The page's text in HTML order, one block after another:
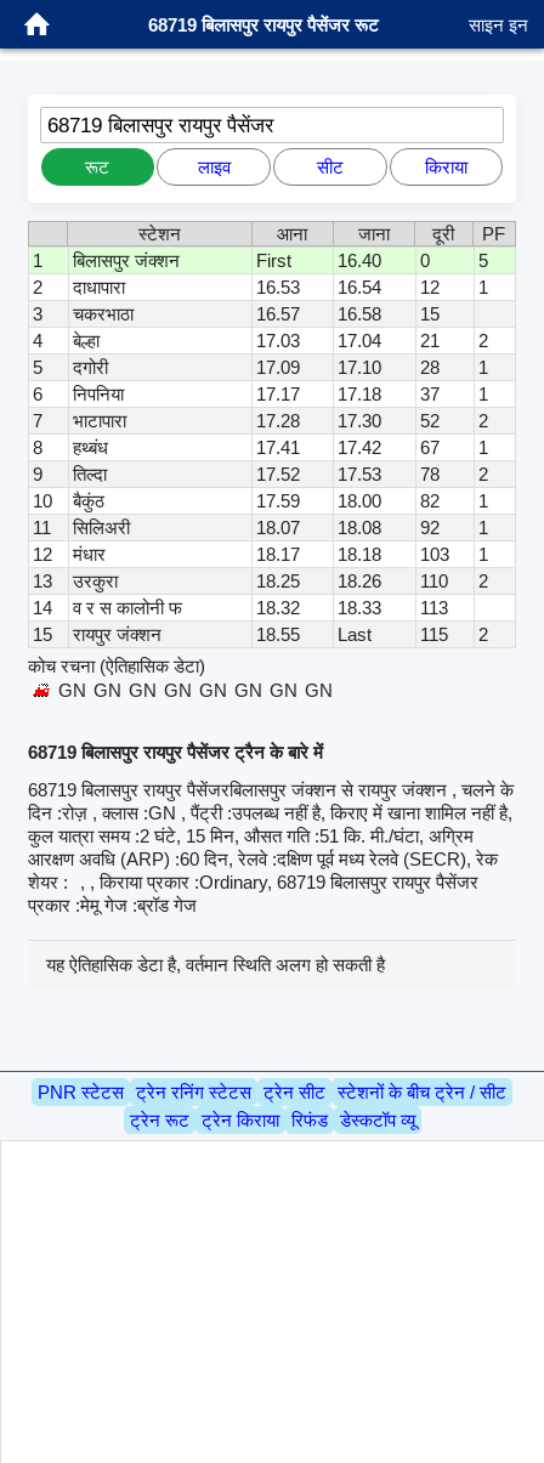
68719 बिलासपुर रायपुर पैसेंजर रूट साइन इन
68719 बिलासपुर रायपुर पैसेंजर
रूट लाइव सीट किराया
स्टेशन आना जाना दूरी
PF
1
बिलासपुर जंक्शन First 16.40 0
5
2
दाधापारा 16.53 16.54 12
1
3
चकरभाठा 16.57 16.58
15
4
बेल्हा 17.03 17.04 21
2
5
दगोरी 17.09 17.10 28
1
6
निपनिया 17.17 17.18 37
1
7
भाटापारा 17.28 17.30 52
2
8
हथ्बंध 17.41 17.42 67
1
9
तिल्दा 17.52 17.53 78
2
10
बैकुंठ 17.59 18.00 82
1
11
सिलिअरी 18.07 18.08 92
1
12
मंधार 18.17 18.18 103
1
13
उरकुरा 18.25 18.26 110
2
14
व र स कालोनी फ 18.32 18.33
113
15
रायपुर जंक्शन 18.55 Last 115
2
कोच रचना (ऐतिहासिक डेटा)
GN GN GN GN GN GN GN GN
68719 बिलासपुर रायपुर पैसेंजर ट्रैन के बारे में
68719 बिलासपुर रायपुर पैसेंजरबिलासपुर जंक्शन से रायपुर जंक्शन , चलने के
दिन :रोज़ , क्लास :GN , पैंट्री :उपलब्ध नहीं है, किराए में खाना शामिल नहीं है,
कुल यात्रा समय :2 घंटे, 15 मिन, औसत गति :51 कि. मी./घंटा, अग्रिम
आरक्षण अवधि (ARP) :60 दिन, रेलवे :दक्षिण पूर्व मध्य रेलवे (SECR), रेक
शेयर :
, , किराया प्रकार :Ordinary, 68719 बिलासपुर रायपुर पैसेंजर
प्रकार :मेमू गेज :ब्रॉड गेज
यह ऐतिहासिक डेटा है, वर्तमान स्थिति अलग हो सकती है
PNR स्टेटस ट्रेन रनिंग स्टेटस ट्रेन सीट स्टेशनों के बीच ट्रेन / सीट
ट्रेन रूट ट्रेन किराया रिफंड डेस्कटॉप व्यू